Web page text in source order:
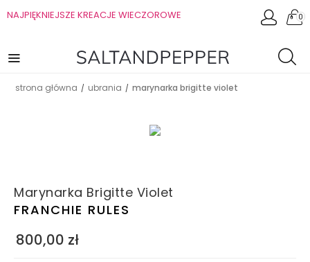
NAJPIĘKNIEJSZE KREACJE WIECZOROWE 0
strona główna / ubrania / marynarka brigitte violet
Marynarka Brigitte Violet
FRANCHIE RULES
800,00 zł